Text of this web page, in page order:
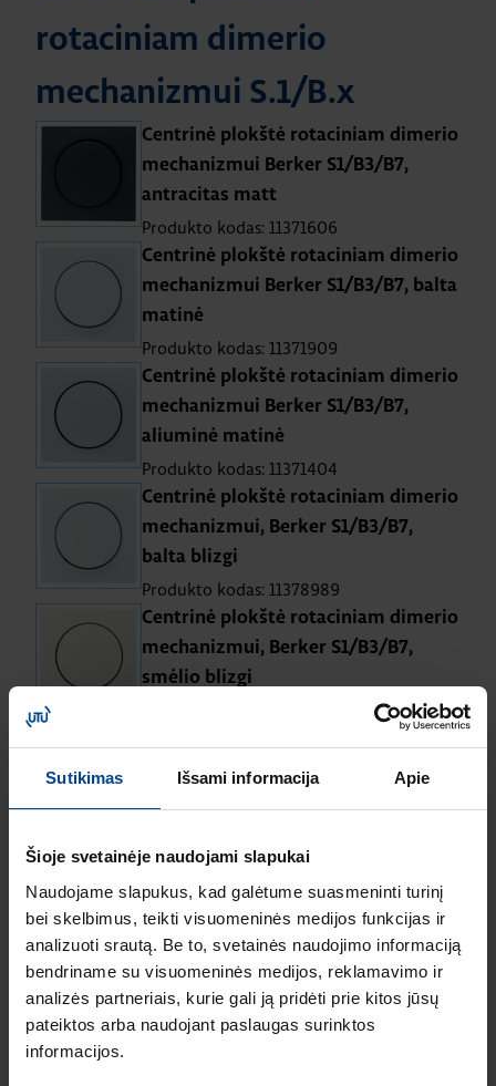
Sutikimas Išsami informacija Apie
Šioje svetainėje naudojami slapukai
Naudojame slapukus, kad galėtume suasmeninti turinį
bei skelbimus, teikti visuomeninės medijos funkcijas ir
analizuoti srautą. Be to, svetainės naudojimo informaciją
bendriname su visuomeninės medijos, reklamavimo ir
analizės partneriais, kurie gali ją pridėti prie kitos jūsų
pateiktos arba naudojant paslaugas surinktos
informacijos.
rotaciniam dimerio
mechanizmui S.1/B.x
Centrinė plokštė rotaciniam dimerio
mechanizmui Berker S1/B3/B7,
antracitas matt
Produkto kodas: 11371606
Centrinė plokštė rotaciniam dimerio
mechanizmui Berker S1/B3/B7, balta
matinė
Produkto kodas: 11371909
Centrinė plokštė rotaciniam dimerio
mechanizmui Berker S1/B3/B7,
aliuminė matinė
Produkto kodas: 11371404
Centrinė plokštė rotaciniam dimerio
mechanizmui, Berker S1/B3/B7,
balta blizgi
Produkto kodas: 11378989
Centrinė plokštė rotaciniam dimerio
mechanizmui, Berker S1/B3/B7,
smėlio blizgi
dimeriui, Berker S1/B3/B7, balta
Vieno klavišo universalūs
klavišiniai mygtukiniai
dimeriai